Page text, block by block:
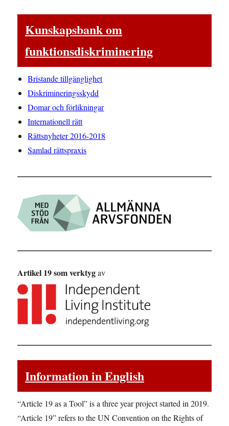
Kunskapsbank om
funktionsdiskriminering
Bristande tillgänglighet
Diskrimineringsskydd
Domar och förlikningar
Internationell rätt
Rättsnyheter 2016-2018
Samlad rättspraxis
Artikel 19 som verktygav
Information in English
“Article 19 as a Tool” is a three year project started in 2019.
“Article 19” refers to the UN Convention on the Rights of